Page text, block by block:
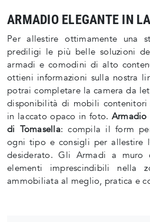
ARMADIO ELEGANTE IN
Per allestire ottimamente una
prediligi le più belle soluzioni
armadi e comodini di alto
ottieni informazioni sulla nostra
potrai completare la camera da
disponibilità di mobili
in laccato opaco in foto. Armadio
di Tomasella: compila il form
ogni tipo e consigli per allestire
desiderato. Gli Armadi a muro
elementi imprescindibili nella
ammobiliata al meglio, pratica e